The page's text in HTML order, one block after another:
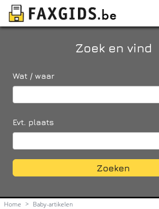
Zoek en vind
Wat / waar
Evt. plaats
Zoeken
Home > Baby-artikelen